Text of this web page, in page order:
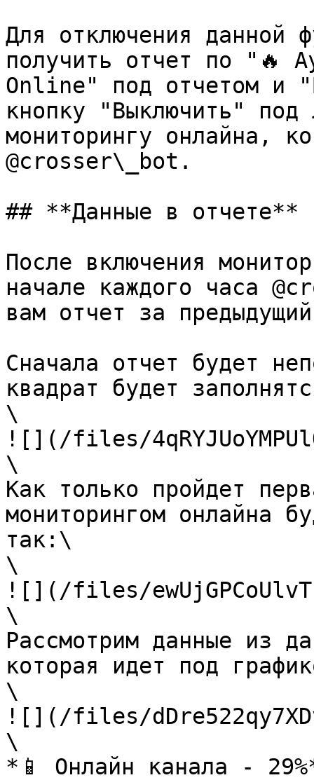
Для отключения данной
получить отчет по "🔥
Online" под отчетом и
кнопку "Выключить" под
мониторингу онлайна,
@crosser\_bot.
## **Данные в отчете**
После включения
начале каждого часа
вам отчет за
Сначала отчет будет
квадрат будет
\
![](/files/
\
Как только пройдет
мониторингом онлайна
так:\
\
![](/files/
\
Рассмотрим данные из
которая идет под
\
![](/files/
\
*📱 Онлайн канала -